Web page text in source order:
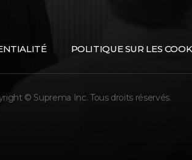
POLITIQUE SUR LES
© Suprema Inc. Tous droits réservés.